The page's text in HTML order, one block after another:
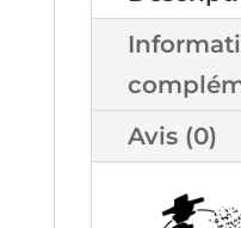
Avis (0)